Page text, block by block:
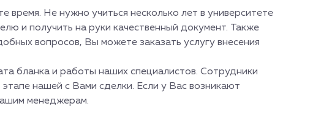
время. Не нужно учиться несколько лет в университете
и получить на руки качественный документ. Также
вопросов, Вы можете заказать услугу внесения
бланка и работы наших специалистов. Сотрудники
нашей с Вами сделки. Если у Вас возникают
менеджерам.